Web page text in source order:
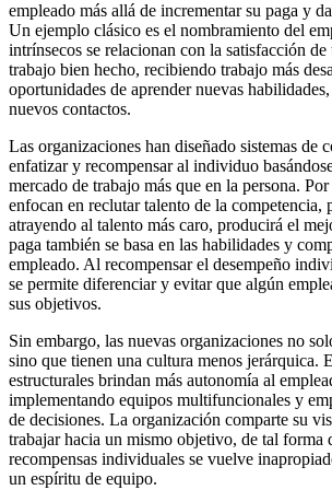
empleado más allá de incrementar su paga y
Un ejemplo clásico es el nombramiento del
intrínsecos se relacionan con la satisfacción
trabajo bien hecho, recibiendo trabajo más
oportunidades de aprender nuevas
nuevos contactos.
Las organizaciones han diseñado sistemas de
enfatizar y recompensar al individuo
mercado de trabajo más que en la persona.
enfocan en reclutar talento de la competencia,
atrayendo al talento más caro, producirá el
paga también se basa en las habilidades y
empleado. Al recompensar el desempeño
se permite diferenciar y evitar que algún
sus objetivos.
Sin embargo, las nuevas organizaciones no
sino que tienen una cultura menos jerárquica.
estructurales brindan más autonomía al
implementando equipos multifuncionales y
de decisiones. La organización comparte su
trabajar hacia un mismo objetivo, de tal forma
recompensas individuales se vuelve
un espíritu de equipo.